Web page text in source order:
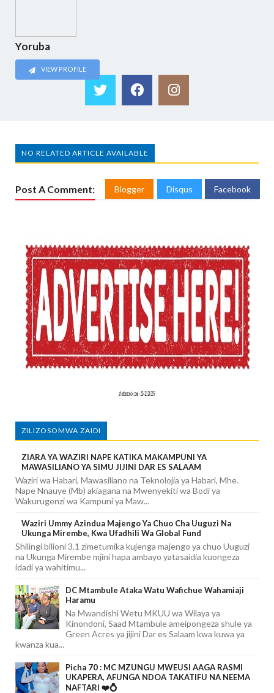
Yoruba
VIEW PROFILE
NO RELATED ARTICLE AVAILABLE
Post A Comment: Blogger Disqus Facebook
ZILIZOSOMWA ZAIDI
ZIARA YA WAZIRI NAPE KATIKA MAKAMPUNI YA
MAWASILIANO YA SIMU JIJINI DAR ES SALAAM
Waziri wa Habari, Mawasiliano na Teknolojia ya Habari, Mhe.
Nape Nnauye (Mb) akiagana na Mwenyekiti wa Bodi ya
Wakurugenzi wa Kampuni ya Maw...
Waziri Ummy Azindua Majengo Ya Chuo Cha Uuguzi Na
Ukunga Mirembe, Kwa Ufadhili Wa Global Fund
Shilingi bilioni 3.1 zimetumika kujenga majengo ya chuo Uuguzi
na Ukunga Mirembe mjini hapa ambayo yatasaidia kuongeza
idadi ya wahitimu...
DC Mtambule Ataka Watu Wafichue Wahamiaji
Haramu
Na Mwandishi Wetu MKUU wa Wilaya ya
Kinondoni, Saad Mtambule ameipongeza shule ya
Green Acres ya jijini Dar es Salaam kwa kuwa ya
kwanza kua...
Picha 70 : MC MZUNGU MWEUSI AAGA RASMI
UKAPERA, AFUNGA NDOA TAKATIFU NA NEEMA
NAFTARI ❤️💍